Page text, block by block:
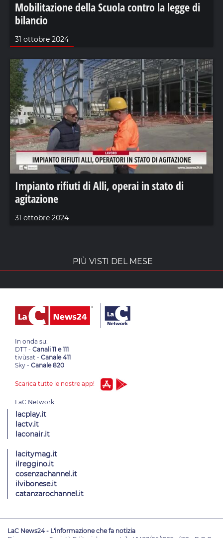
Mobilitazione della Scuola contro la legge di
bilancio
31 ottobre 2024
Impianto rifiuti di Alli, operai in stato di
agitazione
31 ottobre 2024
PIÙ VISTI DEL MESE
In onda su:
DTT - Canali 11 e 111
tivùsat - Canale 411
Sky - Canale 820
Scarica tutte le nostre app!
lacplay.it
lactv.it
laconair.it
lacitymag.it
ilreggino.it
cosenzachannel.it
ilvibonese.it
catanzarochannel.it
LaC News24 - L'informazione che fa notizia